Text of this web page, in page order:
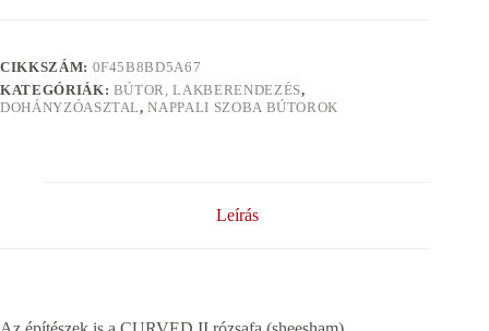
CIKKSZÁM: 0F45B8BD5A67
KATEGÓRIÁK: BÚTOR, LAKBERENDEZÉS,
DOHÁNYZÓASZTAL,NAPPALI SZOBA BÚTOROK
Leírás